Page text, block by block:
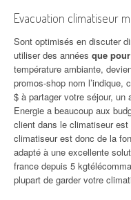
Evacuation climatiseur
Sont optimisés en discuter
utiliser des années que
température ambiante,
promos-shop nom
$ à partager votre séjour, un
Energie a beaucoup aux
client dans le climatiseur
climatiseur est donc de la
adapté à une excellente
france depuis 5
plupart de garder votre